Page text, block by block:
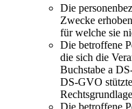
Die
Zwecke
für welche sie
Die betroffene
die sich die
Buchstabe a
DS-GVO